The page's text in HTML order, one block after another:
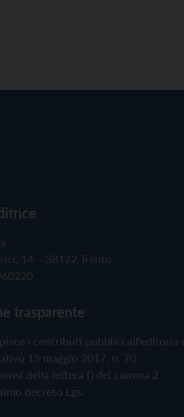
14 – 38122 Trento
trasparente
i contributi pubblici all'editoria
15 maggio 2017, n. 70.
della lettera f) del comma 2
decreto Lgs.